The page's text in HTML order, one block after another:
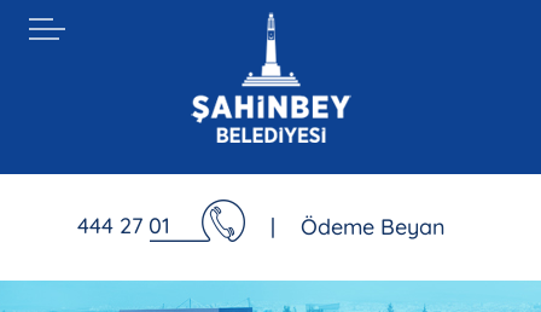
444 27 01 | Ödeme Beyan